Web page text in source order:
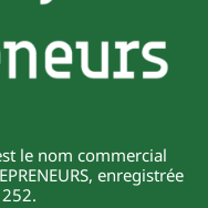
le nom commercial
enregistrée